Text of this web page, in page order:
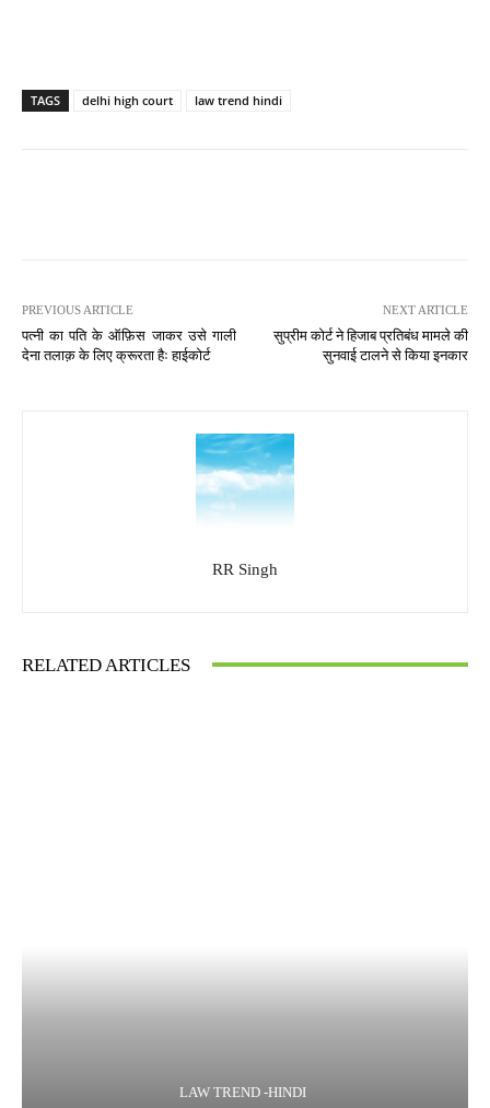
TAGS delhi high court law trend hindi
PREVIOUS ARTICLE
पत्नी का पति के ऑफ़िस जाकर उसे गाली
देना तलाक़ के लिए क्रूरता हैः हाईकोर्ट
NEXT ARTICLE
सुप्रीम कोर्ट ने हिजाब प्रतिबंध मामले की
सुनवाई टालने से किया इनकार
RR Singh
RELATED ARTICLES
LAW TREND -HINDI